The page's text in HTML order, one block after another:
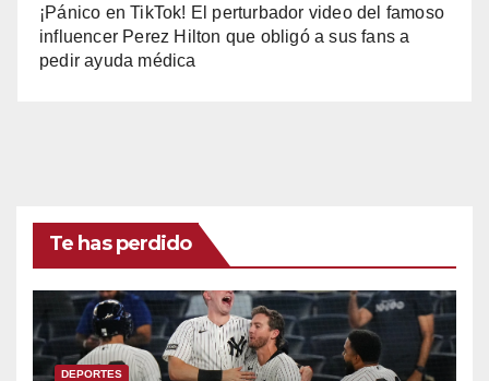
¡Pánico en TikTok! El perturbador video del famoso
influencer Perez Hilton que obligó a sus fans a
pedir ayuda médica
Te has perdido
DEPORTES